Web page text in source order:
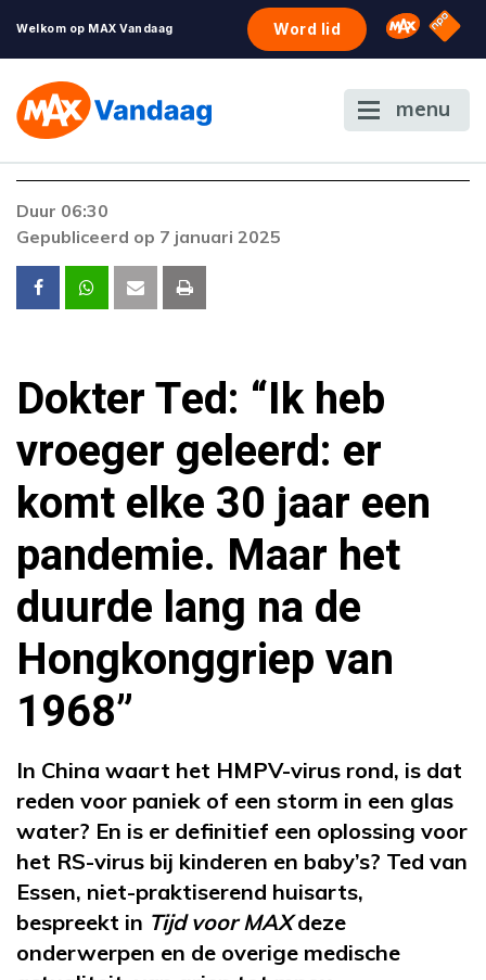
Welkom op MAX Vandaag Word lid Omroep
NPO
menu
Er is een licentie-fout opgetreden. Als het
contact op met onze klantenservice.
Duur 06:30
Gepubliceerd op 7 januari 2025
Dokter Ted: “Ik heb
vroeger geleerd: er
komt elke 30 jaar een
pandemie. Maar het
duurde lang na de
Hongkonggriep van
1968”
In China waart het HMPV-virus rond, is dat
reden voor paniek of een storm in een glas
water? En is er definitief een oplossing voor
het RS-virus bij kinderen en baby’s? Ted van
Essen, niet-praktiserend huisarts,
bespreekt in Tijd voor MAXdeze
onderwerpen en de overige medische